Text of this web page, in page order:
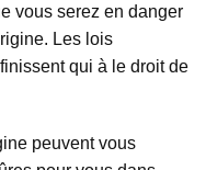
vous serez en danger
Les lois
qui à le droit de
peuvent vous